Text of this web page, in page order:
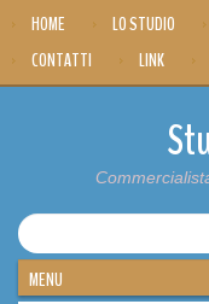
HOME LO STUDIO
CONTATTI
LINK